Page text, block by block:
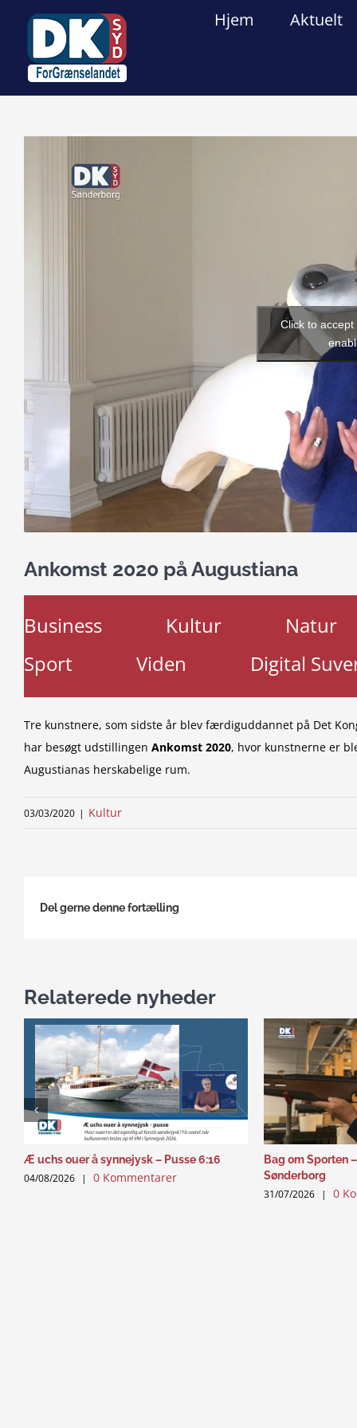
content
Hjem Aktuelt
Click to
Ankomst 2020 på Augustiana
Business Kultur
Natur
Sport
Viden Digital
Tre kunstnere, som sidste år blev færdiguddannet på Det
har besøgt udstillingen Ankomst 2020, hvor kunstnerne er
Augustianas herskabelige rum.
03/03/2020 | Kultur
Del gerne denne fortælling
Relaterede nyheder
Æ uchs ouer å synnejysk – Pusse 6:16
04/08/2026 | 0 Kommentarer
Bag om Sporten
Sønderborg
31/07/2026 | 0